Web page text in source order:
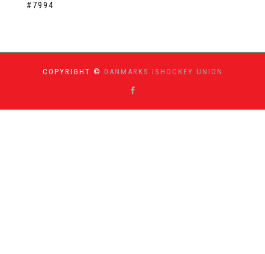
#7994
COPYRIGHT © DANMARKS ISHOCKEY UNION